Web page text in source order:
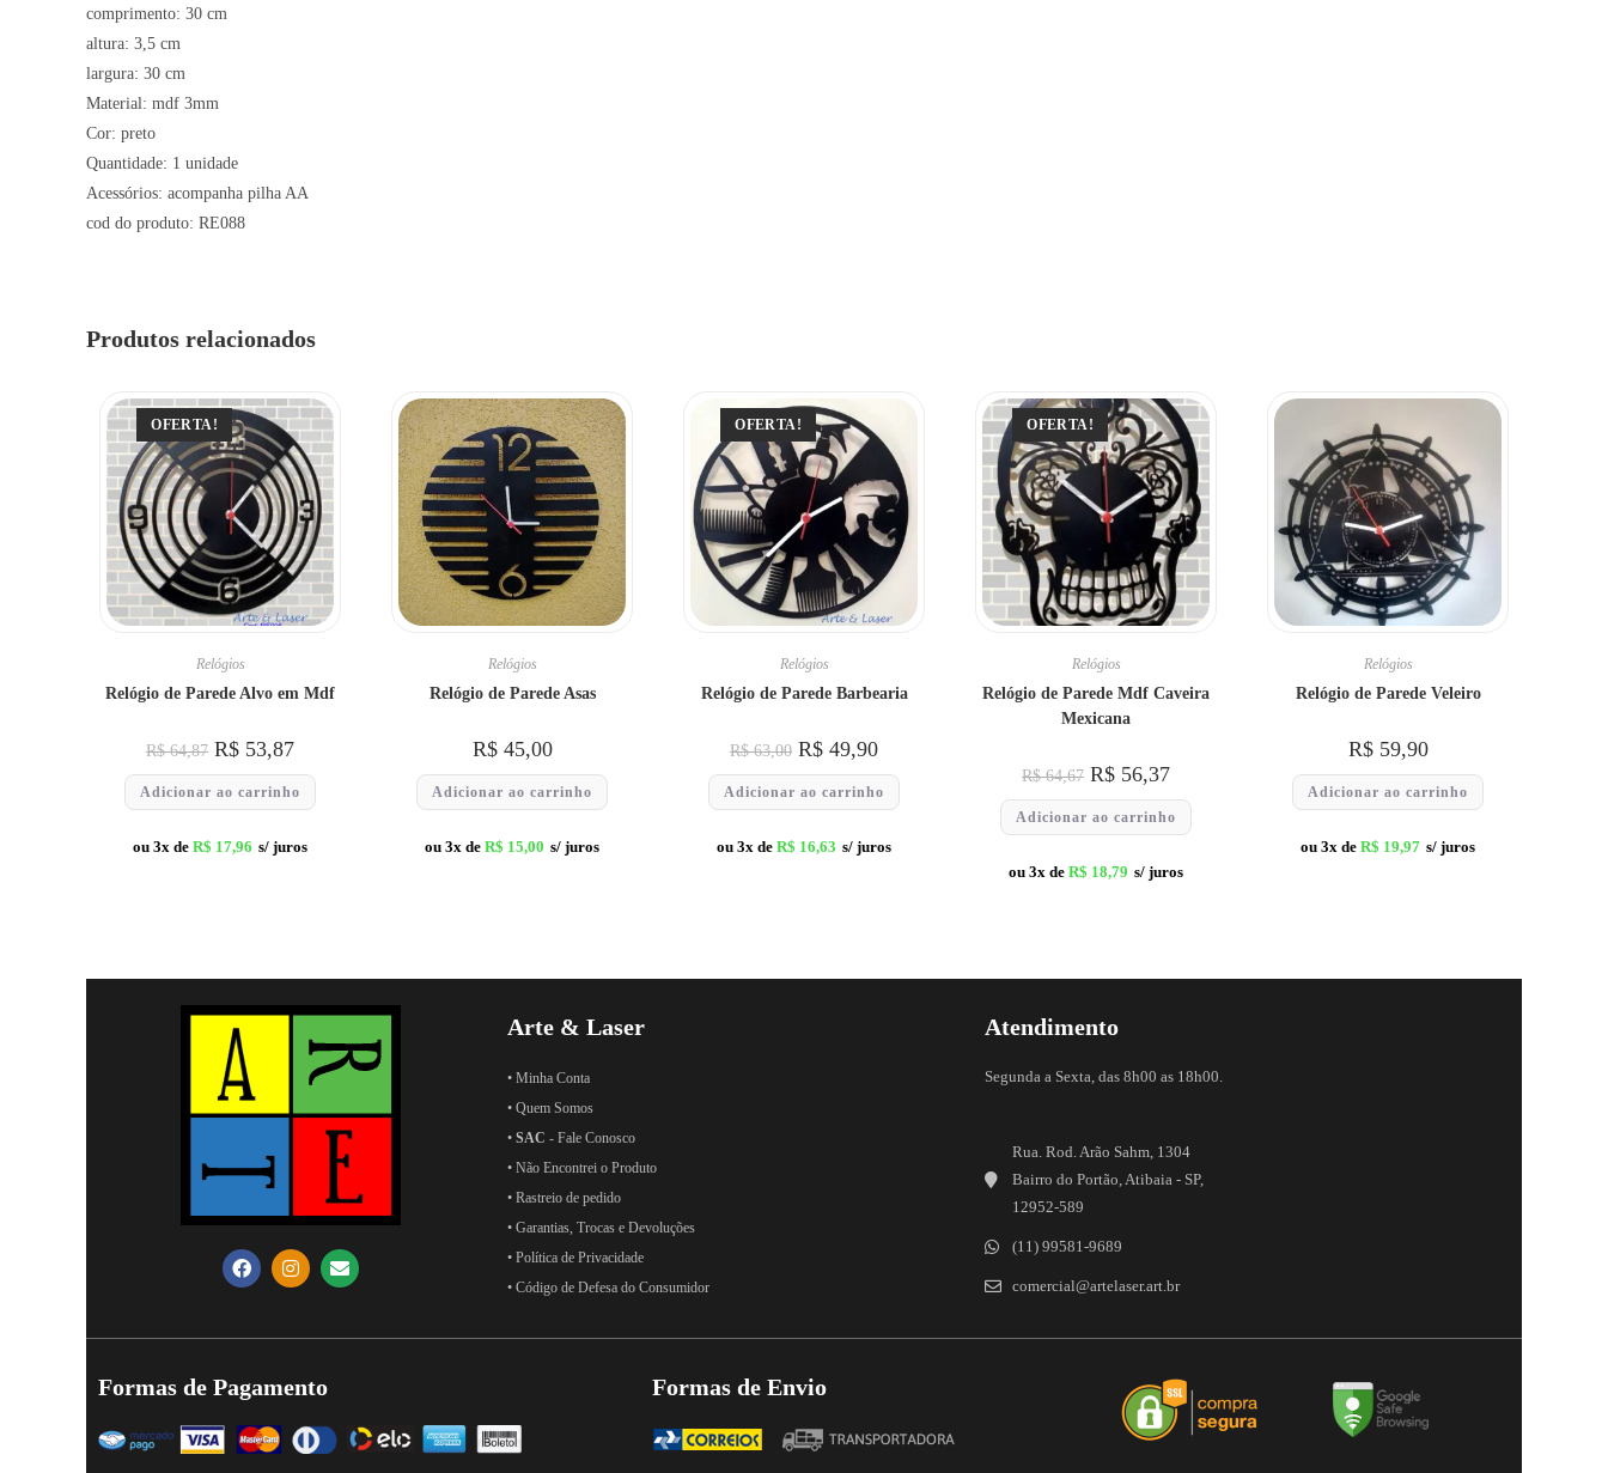
comprimento: 30 cm
altura: 3,5 cm
largura: 30 cm
Material: mdf 3mm
Cor: preto
Quantidade: 1 unidade
Acessórios: acompanha pilha AA
cod do produto: RE088
Produtos relacionados
OFERTA!
Relógios
Relógio de Parede Alvo em Mdf
R$64,87 R$ 53,87
Adicionar ao carrinho
ou 3x de R$ 17,96 s/ juros
Relógios
Relógio de Parede Asas
R$45,00
Adicionar ao carrinho
ou 3x de R$ 15,00 s/ juros
OFERTA!
Relógios
Relógio de Parede Barbearia
R$63,00 R$ 49,90
Adicionar ao carrinho
ou 3x de R$ 16,63 s/ juros
OFERTA!
Relógios
Relógio de Parede Mdf Caveira
Mexicana
R$64,67 R$ 56,37
Adicionar ao carrinho
ou 3x de R$ 18,79 s/ juros
Relógios
Relógio de Parede Veleiro
R$59,90
Adicionar ao carrinho
ou 3x de R$ 19,97 s/ juros
Arte & Laser
• Minha Conta
• Quem Somos
• SAC - Fale Conosco
• Não Encontrei o Produto
• Rastreio de pedido
• Garantias, Trocas e Devoluções
• Política de Privacidade
• Código de Defesa do Consumidor
Atendimento
Segunda a Sexta, das 8h00 as 18h00.
Rua. Rod. Arão Sahm, 1304
Bairro do Portão, Atibaia - SP,
12952-589
(11) 99581-9689
comercial@artelaser.art.br
Formas de Pagamento Formas de Envio